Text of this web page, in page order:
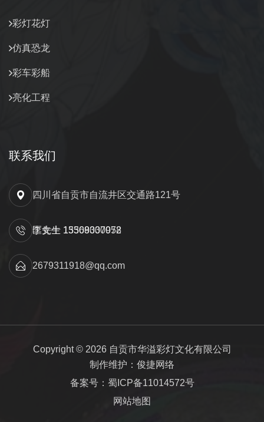
彩灯花灯
仿真恐龙
彩车彩船
亮化工程
联系我们
四川省自贡市自流井区交通路121号
匡先生 15309000052
李女士 13568337978
2679311918@qq.com
Copyright © 2026 自贡市华溢彩灯文化有限公司
制作维护：俊捷网络
备案号：蜀ICP备11014572号
网站地图